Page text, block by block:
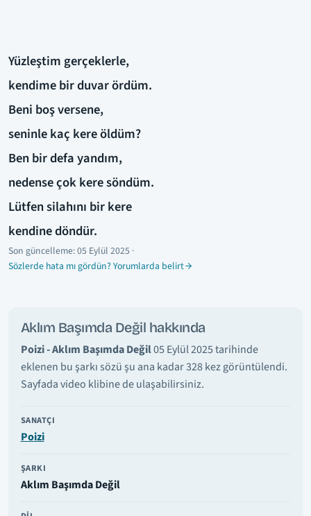
Yüzleştim gerçeklerle,
kendime bir duvar ördüm.
Beni boş versene,
seninle kaç kere öldüm?
Ben bir defa yandım,
nedense çok kere söndüm.
Lütfen silahını bir kere
kendine döndür.
Son güncelleme:05 Eylül 2025 ·
Sözlerde hata mı gördün? Yorumlarda belirt
Aklım Başımda Değil hakkında
Poizi - Aklım Başımda Değil05 Eylül 2025 tarihinde
eklenen bu şarkı sözü şu ana kadar 328 kez görüntülendi.
Sayfada video klibine de ulaşabilirsiniz.
SANATÇI
Poizi
ŞARKI
Aklım Başımda Değil